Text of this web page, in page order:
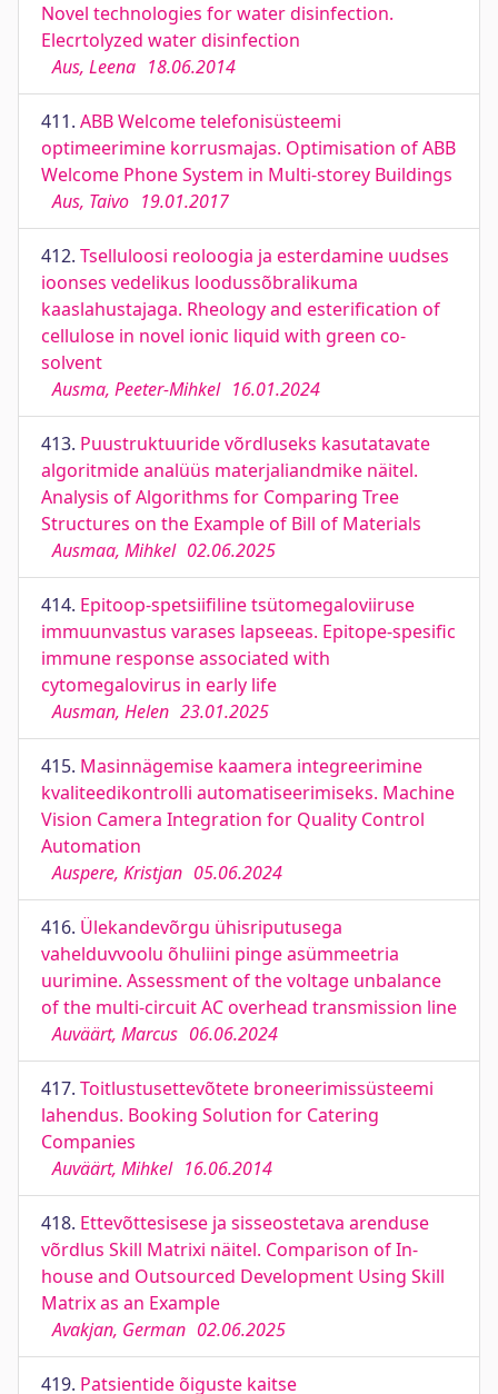
Novel technologies for water disinfection.
Elecrtolyzed water disinfection
Aus, Leena 18.06.2014
411. ABB Welcome telefonisüsteemi
optimeerimine korrusmajas. Optimisation of ABB
Welcome Phone System in Multi-storey Buildings
Aus, Taivo 19.01.2017
412. Tselluloosi reoloogia ja esterdamine uudses
ioonses vedelikus loodussõbralikuma
kaaslahustajaga. Rheology and esterification of
cellulose in novel ionic liquid with green co-
solvent
Ausma, Peeter-Mihkel 16.01.2024
413. Puustruktuuride võrdluseks kasutatavate
algoritmide analüüs materjaliandmike näitel.
Analysis of Algorithms for Comparing Tree
Structures on the Example of Bill of Materials
Ausmaa, Mihkel 02.06.2025
414. Epitoop-spetsiifiline tsütomegaloviiruse
immuunvastus varases lapseeas. Epitope-spesific
immune response associated with
cytomegalovirus in early life
Ausman, Helen 23.01.2025
415. Masinnägemise kaamera integreerimine
kvaliteedikontrolli automatiseerimiseks. Machine
Vision Camera Integration for Quality Control
Automation
Auspere, Kristjan 05.06.2024
416. Ülekandevõrgu ühisriputusega
vahelduvvoolu õhuliini pinge asümmeetria
uurimine. Assessment of the voltage unbalance
of the multi-circuit AC overhead transmission line
Auväärt, Marcus 06.06.2024
417. Toitlustusettevõtete broneerimissüsteemi
lahendus. Booking Solution for Catering
Companies
Auväärt, Mihkel 16.06.2014
418. Ettevõttesisese ja sisseostetava arenduse
võrdlus Skill Matrixi näitel. Comparison of In-
house and Outsourced Development Using Skill
Matrix as an Example
Avakjan, German 02.06.2025
419. Patsientide õiguste kaitse